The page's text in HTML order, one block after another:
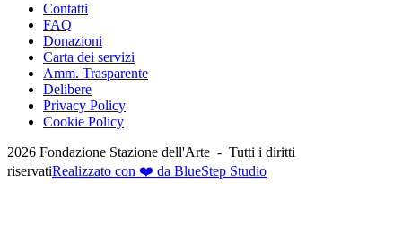
Contatti
FAQ
Donazioni
Carta dei servizi
Amm. Trasparente
Delibere
Privacy Policy
Cookie Policy
2026 Fondazione Stazione dell'Arte - Tutti i diritti
riservatiRealizzato con ❤️ da BlueStep Studio